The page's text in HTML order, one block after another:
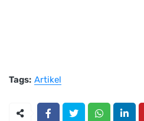
Tags: Artikel